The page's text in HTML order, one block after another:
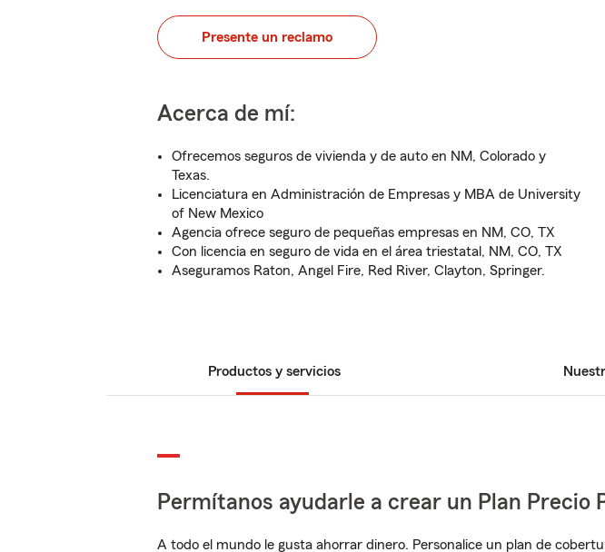
Presente un reclamo
Acerca de mí:
Ofrecemos seguros de vivienda y de auto en NM, Colorado y
Texas.
Licenciatura en Administración de Empresas y MBA de University
of New Mexico
Agencia ofrece seguro de pequeñas empresas en NM, CO, TX
Con licencia en seguro de vida en el área triestatal, NM, CO, TX
Aseguramos Raton, Angel Fire, Red River, Clayton, Springer.
Productos y servicios
Permítanos ayudarle a crear un Plan Precio
A todo el mundo le gusta ahorrar dinero. Personalice un plan de